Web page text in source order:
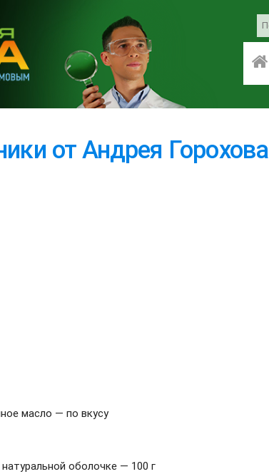
от Андрея Горохова
масло — по вкусу
оболочке — 100 г